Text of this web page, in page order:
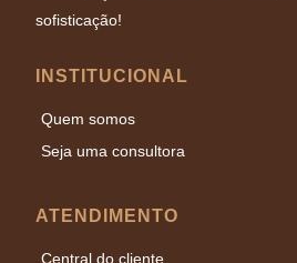
sofisticação!
INSTITUCIONAL
Quem somos
Seja uma consultora
ATENDIMENTO
Central do cliente